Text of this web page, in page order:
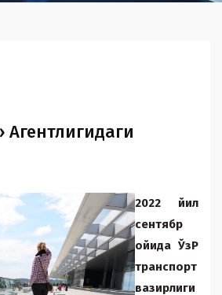
Агентлигидаги
2022 йил
сентябр
ойида ЎзР
транспорт
вазирлиги